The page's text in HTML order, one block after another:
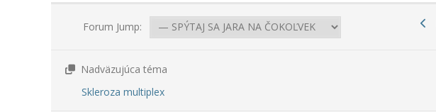
Forum Jump:
Nadväzujúca téma
Skleroza multiplex